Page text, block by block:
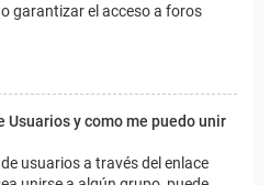
garantizar el acceso a foros
Usuarios y como me puedo unir
usuarios a través del enlace